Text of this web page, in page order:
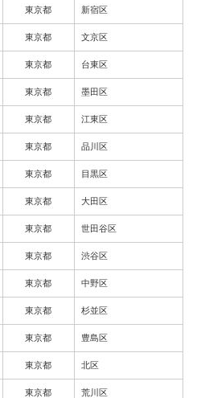
東京都 新宿区
東京都 文京区
東京都 台東区
東京都 墨田区
東京都 江東区
東京都 品川区
東京都 目黒区
東京都 大田区
東京都 世田谷区
東京都 渋谷区
東京都 中野区
東京都 杉並区
東京都 豊島区
東京都 北区
東京都 荒川区